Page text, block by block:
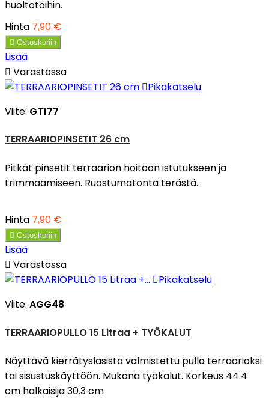
huoltotöihin.
Hinta 7,90 €
 Ostoskoriin
Lisää
 Varastossa
Pikakatselu
Viite: GT177
TERRAARIOPINSETIT 26 cm
Pitkät pinsetit terraarion hoitoon istutukseen ja
trimmaamiseen. Ruostumatonta terästä.
Hinta 7,90 €
 Ostoskoriin
Lisää
 Varastossa
Pikakatselu
Viite: AGG48
TERRAARIOPULLO 15 Litraa + TYÖKALUT
Näyttävä kierrätyslasista valmistettu pullo terraarioksi
tai sisustuskäyttöön. Mukana työkalut. Korkeus 44.4
cm halkaisija 30.3 cm